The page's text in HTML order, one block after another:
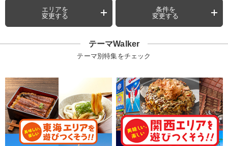
エリアを
変更する
条件を
変更する
テーマWalker
テーマ別特集をチェック